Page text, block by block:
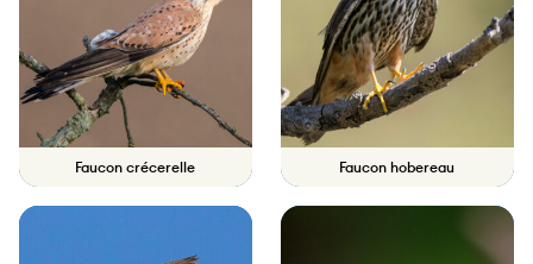
Faucon crécerelle Faucon hobereau